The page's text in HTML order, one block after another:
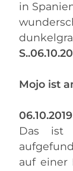
in
Mojo ist
06.10.2019
Das ist
auf einer